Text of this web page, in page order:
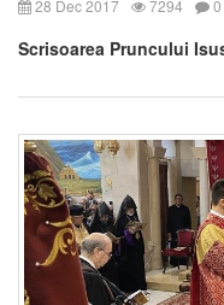
28 Dec 2017 7294 0
Scrisoarea Pruncului